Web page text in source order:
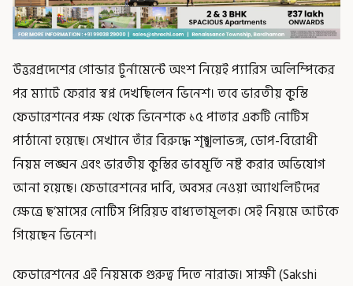
উত্তরপ্রদেশের গোন্ডার টুর্নামেন্টে অংশ নিয়েই প্যারিস অলিম্পিকের
পর ম্যাটে ফেরার স্বপ্ন দেখছিলেন ভিনেশ। তবে ভারতীয় কুস্তি
ফেডারেশনের পক্ষ থেকে ভিনেশকে ১৫ পাতার একটি নোটিস
পাঠানো হয়েছে। সেখানে তাঁর বিরুদ্ধে শৃঙ্খলাভঙ্গ, ডোপ-বিরোধী
নিয়ম লঙ্ঘন এবং ভারতীয় কুস্তির ভাবমূর্তি নষ্ট করার অভিযোগ
আনা হয়েছে। ফেডারেশনের দাবি, অবসর নেওয়া অ্যাথলিটদের
ক্ষেত্রে ছ’মাসের নোটিস পিরিয়ড বাধ্যতামূলক। সেই নিয়মে আটকে
গিয়েছেন ভিনেশ।
ফেডারেশনের এই নিয়মকে গুরুত্ব দিতে নারাজ। সাক্ষী (Sakshi